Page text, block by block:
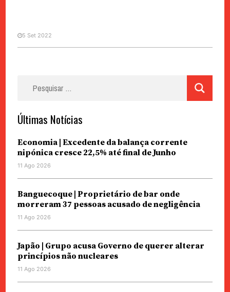
AMÉLIA VIEIRA
5 Set 2022
Últimas Notícias
Economia | Excedente da balança corrente
nipónica cresce 22,5% até final de Junho
11 Ago 2026
Banguecoque | Proprietário de bar onde
morreram 37 pessoas acusado de negligência
11 Ago 2026
Japão | Grupo acusa Governo de querer alterar
princípios não nucleares
11 Ago 2026